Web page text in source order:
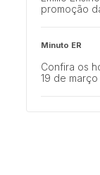
promoção
Minuto ER
Confira os
19 de março